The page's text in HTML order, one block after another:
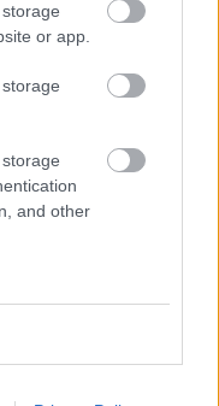
or app.
and other
cupcake-et? Az a
és a
vagy az, ha
vagy
falat cupcake-hez
ez van…
és barna